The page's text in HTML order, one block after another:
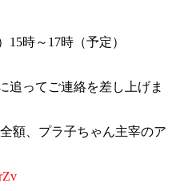
15時～ 17時（予定）
ってご連絡を差し上げま
額、プラ子ちゃん主宰のア